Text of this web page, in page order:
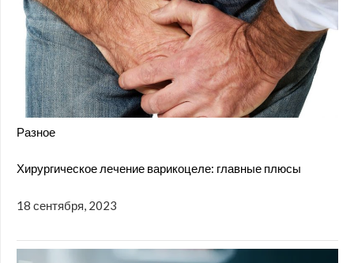
Разное
Хирургическое лечение варикоцеле: главные плюсы
18 сентября, 2023